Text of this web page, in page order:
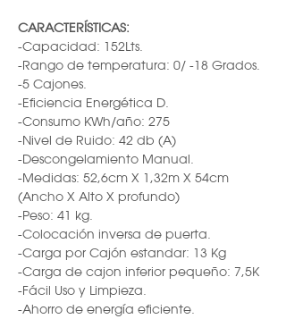
CARACTERÍSTICAS:
-Capacidad: 152Lts.
-Rango de temperatura: 0/ -18 Grados.
-5 Cajones.
-Eficiencia Energética D.
-Consumo KWh/año: 275
-Nivel de Ruido: 42 db (A)
-Descongelamiento Manual.
-Medidas: 52,6cm X 1,32m X 54cm
(Ancho X Alto X profundo)
-Peso: 41 kg.
-Colocación inversa de puerta.
-Carga por Cajón estandar: 13 Kg
-Carga de cajon inferior pequeño: 7,5K
-Fácil Uso y Limpieza.
-Ahorro de energía eficiente.